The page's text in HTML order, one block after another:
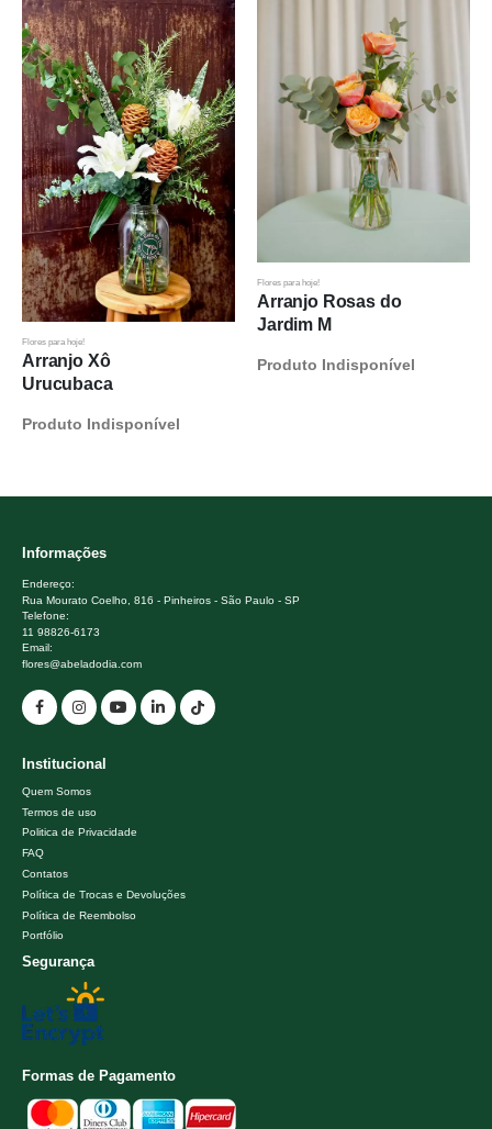
Flores para hoje!
Arranjo Xô
Urucubaca
Produto Indisponível
Flores para hoje!
Arranjo Rosas do
Jardim M
Produto Indisponível
Informações
Endereço:
Rua Mourato Coelho, 816 - Pinheiros - São Paulo - SP
Telefone:
11 98826-6173
Email:
flores@abeladodia.com
Institucional
Quem Somos
Termos de uso
Politica de Privacidade
FAQ
Contatos
Política de Trocas e Devoluções
Política de Reembolso
Portfólio
Segurança
Formas de Pagamento